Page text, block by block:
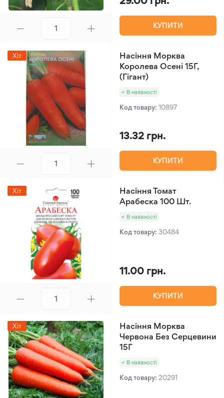
КУПИТИ
Хіт
Насіння Морква
Королева Осені 15Г,
(Гігант)
В наявності
Код товару: 10897
13.32 грн.
КУПИТИ
Хіт
Насіння Томат
Арабеска 100 Шт.
В наявності
Код товару: 30484
11.00 грн.
КУПИТИ
Хіт
Насіння Морква
Червона Без Серцевини
15Г
В наявності
Код товару: 20291